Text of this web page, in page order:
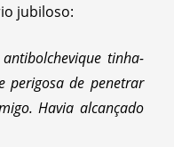
jubiloso:
tinha-
de penetrar
Havia alcançado